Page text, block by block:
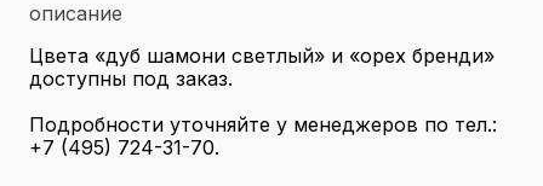
описание
Цвета «дуб шамони светлый» и «орех бренди»
доступны под заказ.
Подробности уточняйте у менеджеров по тел.:
+7 (495) 724-31-70.